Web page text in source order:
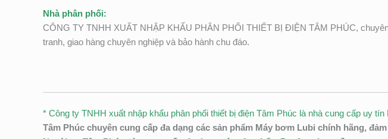
Nhà phân phối:
CÔNG TY TNHH XUẤT NHẬP KHẨU PHÂN PHỐI THIẾT BỊ ĐIỆN TÂM PHÚC,
tranh, giao hàng chuyên nghiệp và bảo hành chu đáo.
* Công ty TNHH xuất nhập khẩu phân phối thiết bị điện Tâm Phúc là nhà cung cấp uy
Tâm Phúc chuyên cung cấp đa dạng các sản phẩm Máy bơm Lubi chính hãng,